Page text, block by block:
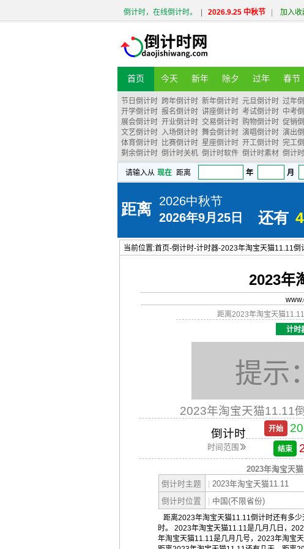
倒计时，在线倒计时。 2026.9.25 中秋节 加入收
首页 今天 新年 除夕 过年 春节
节日倒计时 跨年倒计时 新年倒计时 元旦倒计时 过年
开学倒计时 报名倒计时 讲座倒计时 考试倒计时 中考
展会倒计时 开业倒计时 交易倒计时 购物倒计时 促销
文艺倒计时 入场倒计时 舞会倒计时 演唱倒计时 演出
体育倒计时 比赛倒计时 星座倒计时 开工倒计时 完工
剩余倒计时 倒计时关机 倒计时软件 倒计时素材 倒计
当前位置:首页-倒计时-计时器-2023年淘宝天猫11.11倒
2023年
距离2023年淘宝天猫
计时
提示
2023年淘宝天猫11.11
倒计时
时间范围
开始
结束
2023年淘宝天
倒计时主题
2023年淘宝天猫11.11
倒计时位置
中国(不限省份)
距离2023年淘宝天猫11.11倒计时还有多
时。 2023年淘宝天猫11.11是几月几日，
年淘宝天猫11.11是几月几号，2023年淘宝